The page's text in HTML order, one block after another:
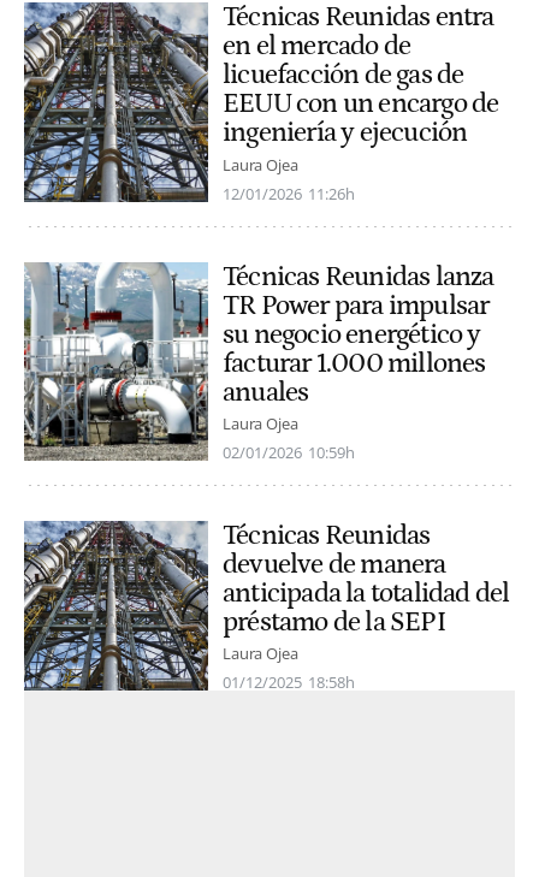
Técnicas Reunidas entra
en el mercado de
licuefacción de gas de
EEUU con un encargo de
ingeniería y ejecución
Laura Ojea
12/01/2026 11:26h
Técnicas Reunidas lanza
TR Power para impulsar
su negocio energético y
facturar 1.000 millones
anuales
Laura Ojea
02/01/2026 10:59h
Técnicas Reunidas
devuelve de manera
anticipada la totalidad del
préstamo de la SEPI
Laura Ojea
01/12/2025 18:58h